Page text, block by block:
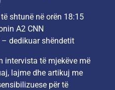
shtunë në orën 18:15
A2 CNN
– dedikuar shëndetit
intervista të mjekëve më
lajme dhe artikuj me
për të